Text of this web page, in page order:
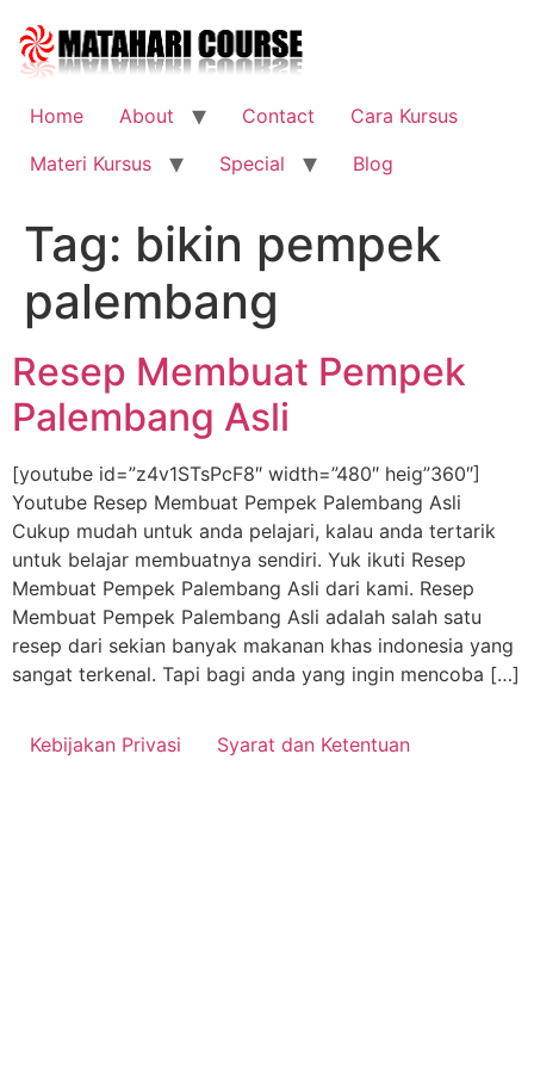
content
Home
About Contact
Cara Kursus
Materi Kursus
Special Blog
Tag: bikin pempek
palembang
Resep Membuat Pempek
Palembang Asli
[youtube id=”z4v1STsPcF8″ width=”480″ heig”360″]
Youtube Resep Membuat Pempek Palembang Asli
Cukup mudah untuk anda pelajari, kalau anda tertarik
untuk belajar membuatnya sendiri. Yuk ikuti Resep
Membuat Pempek Palembang Asli dari kami. Resep
Membuat Pempek Palembang Asli adalah salah satu
resep dari sekian banyak makanan khas indonesia yang
sangat terkenal. Tapi bagi anda yang ingin mencoba […]
Kebijakan Privasi Syarat dan Ketentuan